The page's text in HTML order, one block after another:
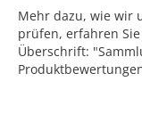
Mehr dazu, wie wir
prüfen, erfahren
Überschrift: